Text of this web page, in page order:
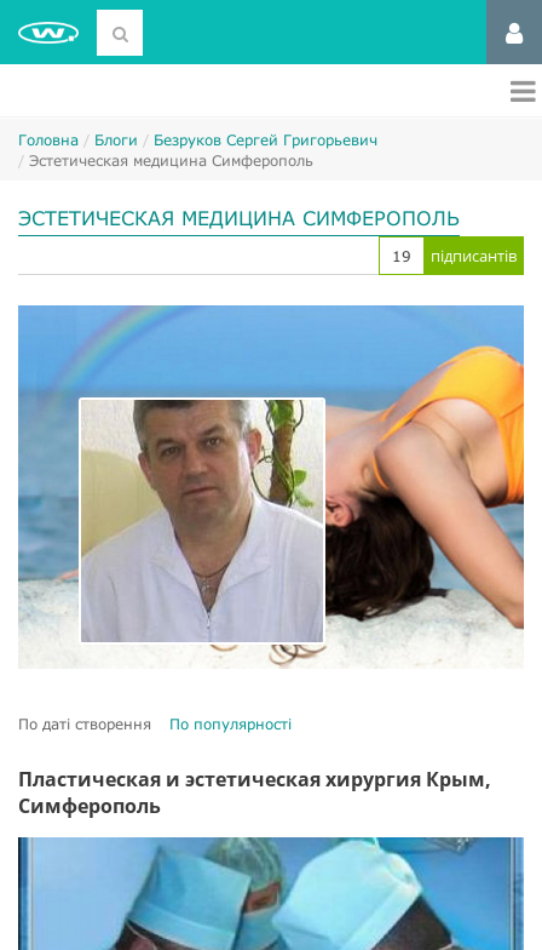
Головна Блоги
Безруков Сергей Григорьевич
Эстетическая медицина Симферополь
ЭСТЕТИЧЕСКАЯ МЕДИЦИНА СИМФЕРОПОЛЬ
19 підписантів
По даті створення По популярності
Пластическая и эстетическая хирургия Крым,
Симферополь